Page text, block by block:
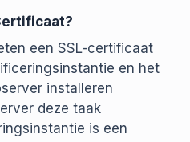
een SSL-certificaat
en het
installeren
deze taak
is een